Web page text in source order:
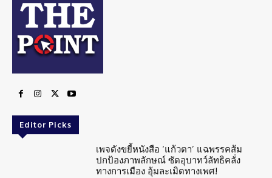
Editor Picks
เพจดังขยี้หนังสือ ‘แก้วตา’ แฉพรรคส้ม
ปกป้องภาพลักษณ์ ซัดอุบาทว์ลัทธิคลั่ง
ทางการเมือง อุ้มละเมิดทางเพศ!